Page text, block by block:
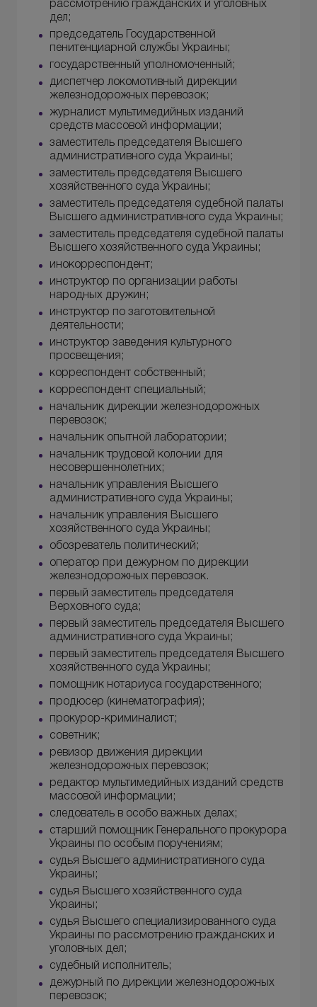
рассмотрению гражданских и уголовных
дел;
председатель Государственной
пенитенциарной службы Украины;
государственный уполномоченный;
диспетчер локомотивный дирекции
железнодорожных перевозок;
журналист мультимедийных изданий
средств массовой информации;
заместитель председателя Высшего
административного суда Украины;
заместитель председателя Высшего
хозяйственного суда Украины;
заместитель председателя судебной палаты
Высшего административного суда Украины;
заместитель председателя судебной палаты
Высшего хозяйственного суда Украины;
инокорреспондент;
инструктор по организации работы
народных дружин;
инструктор по заготовительной
деятельности;
инструктор заведения культурного
просвещения;
корреспондент собственный;
корреспондент специальный;
начальник дирекции железнодорожных
перевозок;
начальник опытной лаборатории;
начальник трудовой колонии для
несовершеннолетних;
начальник управления Высшего
административного суда Украины;
начальник управления Высшего
хозяйственного суда Украины;
обозреватель политический;
оператор при дежурном по дирекции
железнодорожных перевозок.
первый заместитель председателя
Верховного суда;
первый заместитель председателя Высшего
административного суда Украины;
первый заместитель председателя Высшего
хозяйственного суда Украины;
помощник нотариуса государственного;
продюсер (кинематография);
прокурор-криминалист;
советник;
ревизор движения дирекции
железнодорожных перевозок;
редактор мультимедийных изданий средств
массовой информации;
следователь в особо важных делах;
старший помощник Генерального прокурора
Украины по особым поручениям;
судья Высшего административного суда
Украины;
судья Высшего хозяйственного суда
Украины;
судья Высшего специализированного суда
Украины по рассмотрению гражданских и
уголовных дел;
судебный исполнитель;
дежурный по дирекции железнодорожных
перевозок;